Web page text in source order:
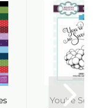
You're So